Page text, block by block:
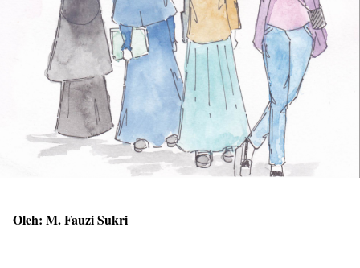
Oleh: M. Fauzi Sukri